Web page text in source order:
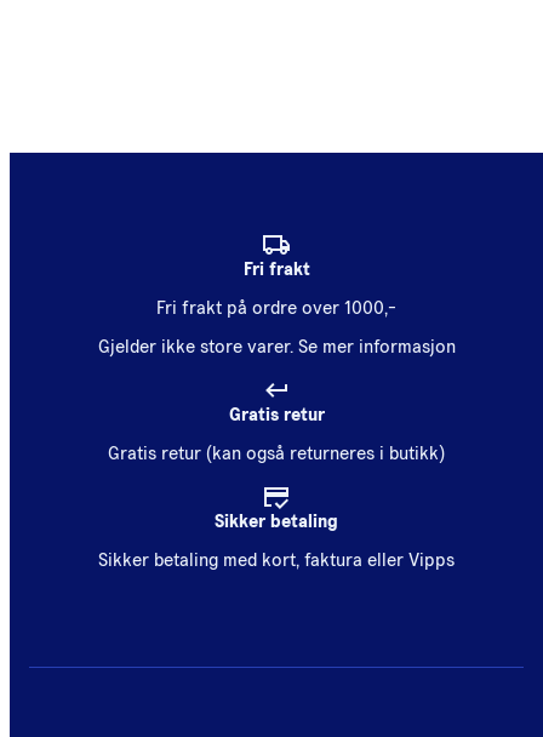
Fri frakt
Fri frakt på ordre over 1000,-
Gjelder ikke store varer. Se mer informasjon
Gratis retur
Gratis retur (kan også returneres i butikk)
Sikker betaling
Sikker betaling med kort, faktura eller Vipps